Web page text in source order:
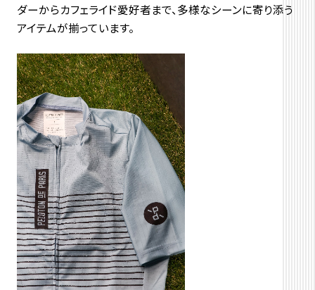
ダーからカフェライド愛好者まで、多様なシーンに寄り添う
アイテムが揃っています。